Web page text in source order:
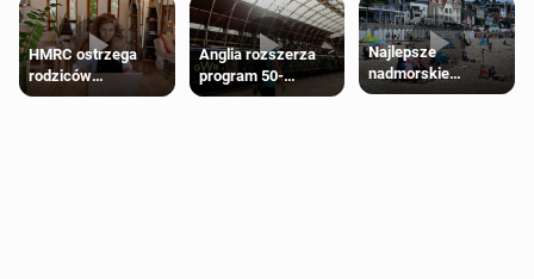
HMRC ostrzega
rodziców
pobierających Child
Anglia rozszerza
program 50-
procentowych
Najlepsze
nadmorskie
miasteczko blisko